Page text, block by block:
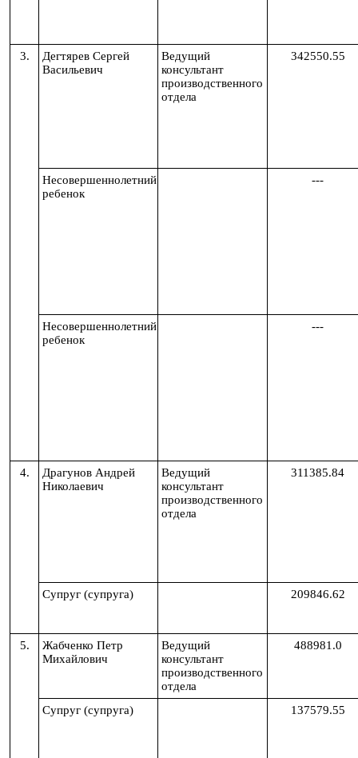
3.
Дегтярев Сергей
Васильевич
Ведущий
консультант
производственного
отдела
342550.55
Несовершеннолетний
ребенок
---
Несовершеннолетний
ребенок
---
4.
Драгунов Андрей
Николаевич
Ведущий
консультант
производственного
отдела
311385.84
Супруг (супруга) 209846.62
5.
Жабченко Петр
Михайлович
Ведущий
консультант
производственного
отдела
488981.0
Супруг (супруга) 137579.55